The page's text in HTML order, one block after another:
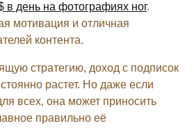
в день на фотографиях ног.
мотивация и отличная
контента.
стратегию, доход с подписок
растет. Но даже если
всех, она может приносить
правильно её